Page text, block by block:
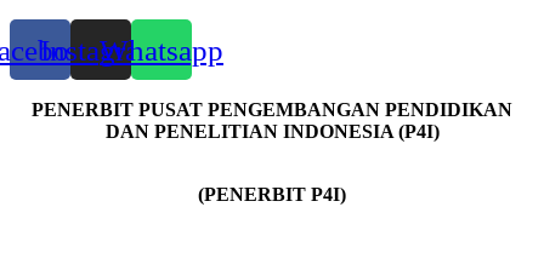
InstagramWhatsapp
PENERBIT PUSAT PENGEMBANGAN PENDIDIKAN
DAN PENELITIAN INDONESIA (P4I)
(PENERBIT P4I)